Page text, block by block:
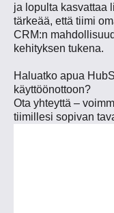
ja lopulta kasvattaa
tärkeää, että tiimi
CRM:n
kehityksen tukena.
Haluatko apua
käyttöönottoon?
Ota yhteyttä –
tiimillesi sopivan